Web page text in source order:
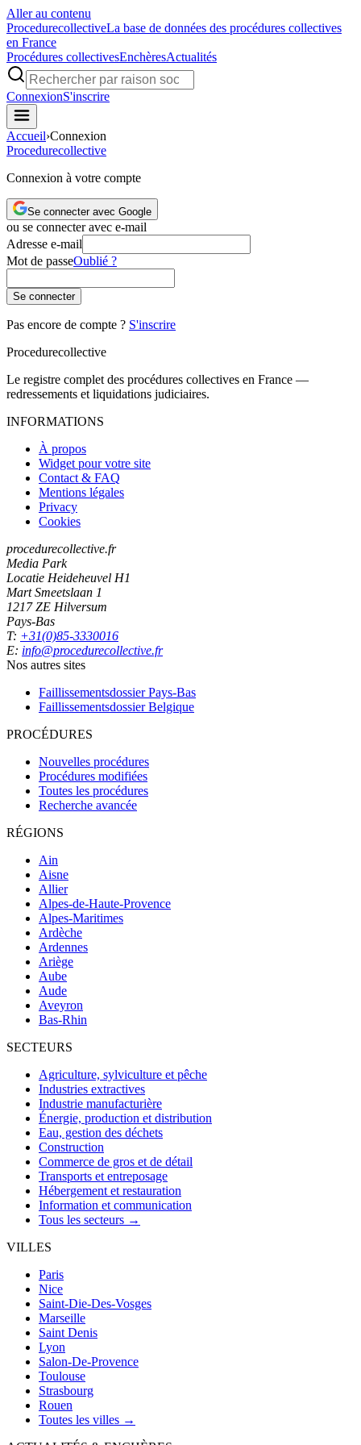
Aller au contenu
ProcedurecollectiveLa base de données des procédures collectives
en France
Procédures collectivesEnchèresActualités
ConnexionS'inscrire
Accueil›Connexion
Procedurecollective
Connexion à votre compte
Se connecter avec Google
ou se connecter avec e-mail
Adresse e-mail
Mot de passeOublié ?
Se connecter
Pas encore de compte ? S'inscrire
Procedurecollective
Le registre complet des procédures collectives en France —
redressements et liquidations judiciaires.
INFORMATIONS
À propos
Widget pour votre site
Contact & FAQ
Mentions légales
Privacy
Cookies
procedurecollective.fr
Media Park
Locatie Heideheuvel H1
Mart Smeetslaan 1
1217 ZE Hilversum
Pays-Bas
T: +31(0)85-3330016
E: info@procedurecollective.fr
Nos autres sites
Faillissementsdossier Pays-Bas
Faillissementsdossier Belgique
PROCÉDURES
Nouvelles procédures
Procédures modifiées
Toutes les procédures
Recherche avancée
RÉGIONS
Ain
Aisne
Allier
Alpes-de-Haute-Provence
Alpes-Maritimes
Ardèche
Ardennes
Ariège
Aube
Aude
Aveyron
Bas-Rhin
SECTEURS
Agriculture, sylviculture et pêche
Industries extractives
Industrie manufacturière
Énergie, production et distribution
Eau, gestion des déchets
Construction
Commerce de gros et de détail
Transports et entreposage
Hébergement et restauration
Information et communication
Tous les secteurs →
VILLES
Paris
Nice
Saint-Die-Des-Vosges
Marseille
Saint Denis
Lyon
Salon-De-Provence
Toulouse
Strasbourg
Rouen
Toutes les villes →